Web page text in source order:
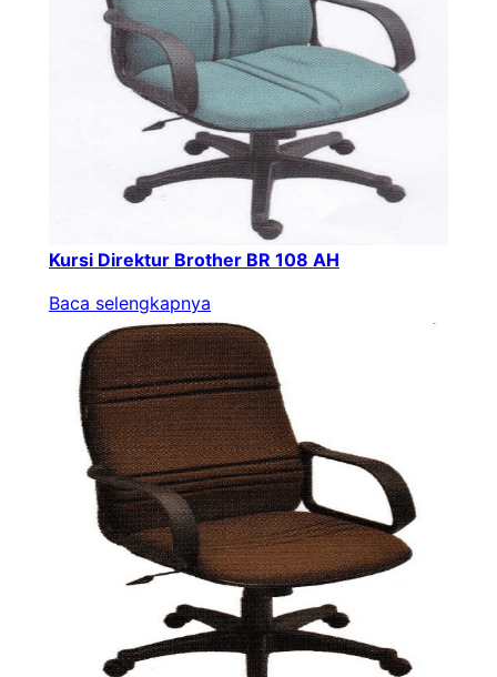
Kursi Direktur Brother BR 108 AH
Baca selengkapnya